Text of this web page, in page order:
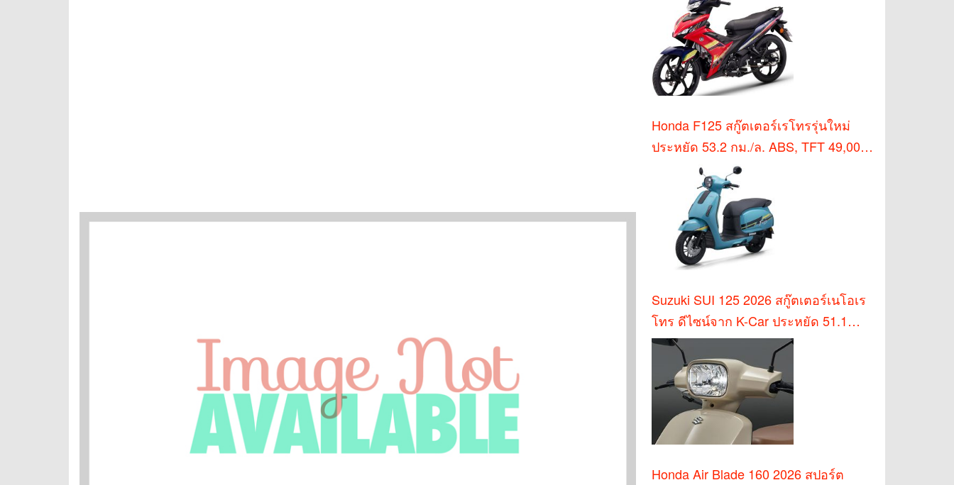
Honda F125 สกู๊ตเตอร์เรโทรรุ่นใหม่
ประหยัด 53.2 กม./ล. ABS, TFT 49,000
Suzuki SUI 125 2026 สกู๊ตเตอร์เนโอเร
โทร ดีไซน์จาก K-Car ประหยัด 51.1
กม./ล.
Honda Air Blade 160 2026 สปอร์ต